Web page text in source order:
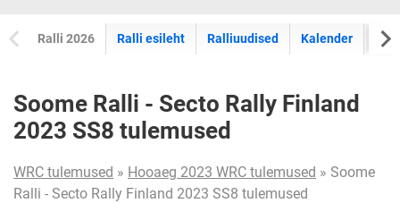
Ralli 2026 Ralli esileht Ralliuudised Kalender
Soome Ralli - Secto Rally Finland
2023 SS8 tulemused
WRC tulemused » Hooaeg 2023 WRC tulemused » Soome
Ralli - Secto Rally Finland 2023 SS8 tulemused